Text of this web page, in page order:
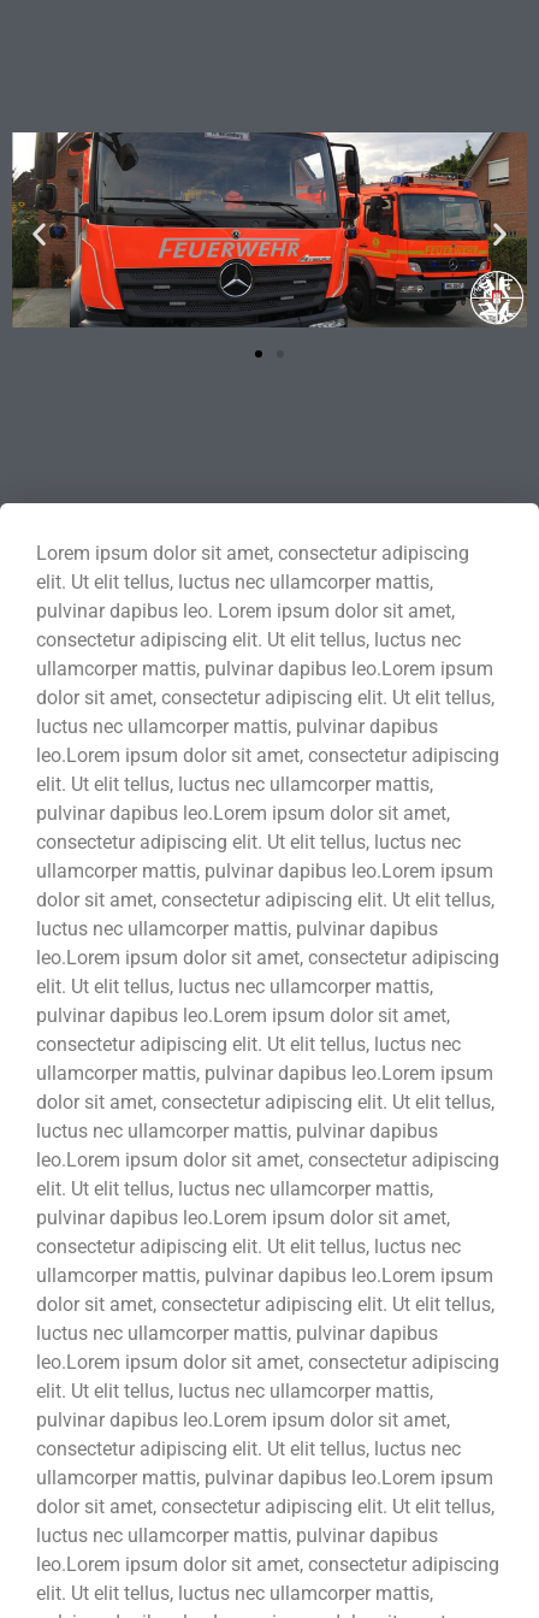
Lorem ipsum dolor sit amet, consectetur adipiscing
elit. Ut elit tellus, luctus nec ullamcorper mattis,
pulvinar dapibus leo. Lorem ipsum dolor sit amet,
consectetur adipiscing elit. Ut elit tellus, luctus nec
ullamcorper mattis, pulvinar dapibus leo.Lorem ipsum
dolor sit amet, consectetur adipiscing elit. Ut elit tellus,
luctus nec ullamcorper mattis, pulvinar dapibus
leo.Lorem ipsum dolor sit amet, consectetur adipiscing
elit. Ut elit tellus, luctus nec ullamcorper mattis,
pulvinar dapibus leo.Lorem ipsum dolor sit amet,
consectetur adipiscing elit. Ut elit tellus, luctus nec
ullamcorper mattis, pulvinar dapibus leo.Lorem ipsum
dolor sit amet, consectetur adipiscing elit. Ut elit tellus,
luctus nec ullamcorper mattis, pulvinar dapibus
leo.Lorem ipsum dolor sit amet, consectetur adipiscing
elit. Ut elit tellus, luctus nec ullamcorper mattis,
pulvinar dapibus leo.Lorem ipsum dolor sit amet,
consectetur adipiscing elit. Ut elit tellus, luctus nec
ullamcorper mattis, pulvinar dapibus leo.Lorem ipsum
dolor sit amet, consectetur adipiscing elit. Ut elit tellus,
luctus nec ullamcorper mattis, pulvinar dapibus
leo.Lorem ipsum dolor sit amet, consectetur adipiscing
elit. Ut elit tellus, luctus nec ullamcorper mattis,
pulvinar dapibus leo.Lorem ipsum dolor sit amet,
consectetur adipiscing elit. Ut elit tellus, luctus nec
ullamcorper mattis, pulvinar dapibus leo.Lorem ipsum
dolor sit amet, consectetur adipiscing elit. Ut elit tellus,
luctus nec ullamcorper mattis, pulvinar dapibus
leo.Lorem ipsum dolor sit amet, consectetur adipiscing
elit. Ut elit tellus, luctus nec ullamcorper mattis,
pulvinar dapibus leo.Lorem ipsum dolor sit amet,
consectetur adipiscing elit. Ut elit tellus, luctus nec
ullamcorper mattis, pulvinar dapibus leo.Lorem ipsum
dolor sit amet, consectetur adipiscing elit. Ut elit tellus,
luctus nec ullamcorper mattis, pulvinar dapibus
leo.Lorem ipsum dolor sit amet, consectetur adipiscing
elit. Ut elit tellus, luctus nec ullamcorper mattis,